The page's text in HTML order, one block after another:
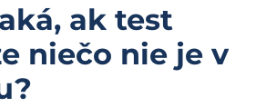
ak test
niečo nie je v